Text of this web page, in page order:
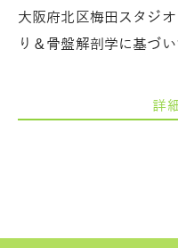
大阪府北区梅田スタジ
り＆骨盤解剖学に基づ
詳